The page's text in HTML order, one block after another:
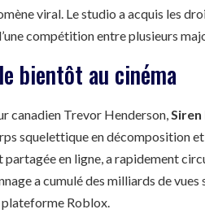
viral. Le studio a acquis les
compétition entre plusieurs
bientôt au cinéma
canadien Trevor Henderson,Siren
squelettique en décomposition
partagée en ligne, a rapidement
a cumulé des milliards de
plateforme Roblox.